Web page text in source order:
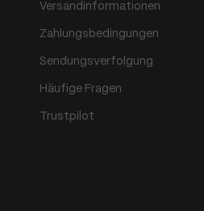
Versandinformationen
Zahlungsbedingungen
Sendungsverfolgung
Häufige Fragen
Trustpilot